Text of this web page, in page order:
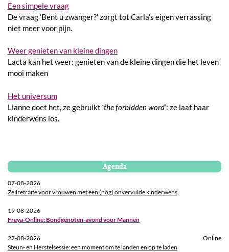
Een simpele vraag
De vraag ‘Bent u zwanger?’ zorgt tot Carla’s eigen verrassing
niet meer voor pijn.
Weer genieten van kleine dingen
Lacta kan het weer: genieten van de kleine dingen die het leven
mooi maken
Het universum
Lianne doet het, ze gebruikt ‘the forbidden word‘: ze laat haar
kinderwens los.
Agenda
07-08-2026
Zeilretraite voor vrouwen met een (nog) onvervulde kinderwens
19-08-2026
Freya-Online: Bondgenoten-avond voor Mannen
27-08-2026
Online
Steun- en Herstelsessie: een moment om te landen en op te laden